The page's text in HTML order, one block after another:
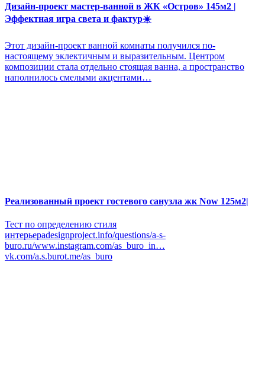
Дизайн-проект мастер-ванной в ЖК «Остров» 145м2 |
Эффектная игра света и фактур☀️
Этот дизайн-проект ванной комнаты получился по-
настоящему эклектичным и выразительным. Центром
композиции стала отдельно стоящая ванна, а пространство
наполнилось смелыми акцентами…
Реализованный проект гостевого санузла жк Now 125м2|
Тест по определению стиля
интерьераdesignproject.info/questions/a-s-
buro.ru/www.instagram.com/as_buro_in…
vk.com/a.s.burot.me/as_buro